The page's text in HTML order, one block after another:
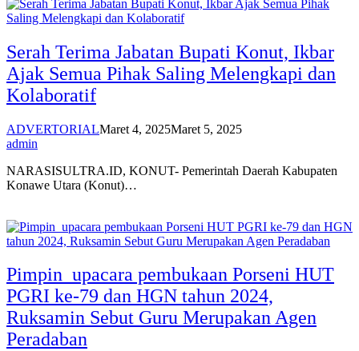
Serah Terima Jabatan Bupati Konut, Ikbar
Ajak Semua Pihak Saling Melengkapi dan
Kolaboratif
ADVERTORIALMaret 4, 2025Maret 5, 2025
admin
NARASISULTRA.ID, KONUT- Pemerintah Daerah Kabupaten
Konawe Utara (Konut)…
Pimpin upacara pembukaan Porseni HUT
PGRI ke-79 dan HGN tahun 2024,
Ruksamin Sebut Guru Merupakan Agen
Peradaban